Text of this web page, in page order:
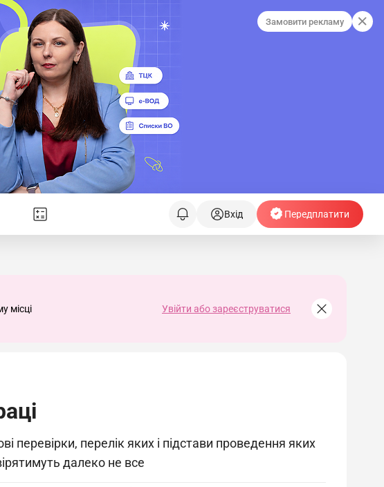
Замовити рекламу
Вхід Передплатити
місці Увійти або зареєструватися
перевірки, перелік яких і підстави проведення яких
далеко не все